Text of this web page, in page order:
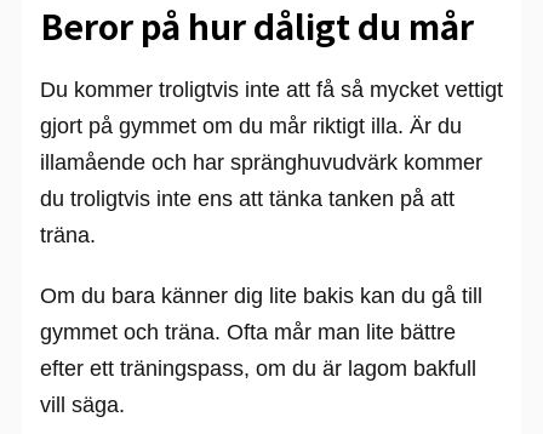
Beror på hur dåligt du mår
Du kommer troligtvis inte att få så mycket vettigt
gjort på gymmet om du mår riktigt illa. Är du
illamående och har spränghuvudvärk kommer
du troligtvis inte ens att tänka tanken på att
träna.
Om du bara känner dig lite bakis kan du gå till
gymmet och träna. Ofta mår man lite bättre
efter ett träningspass, om du är lagom bakfull
vill säga.